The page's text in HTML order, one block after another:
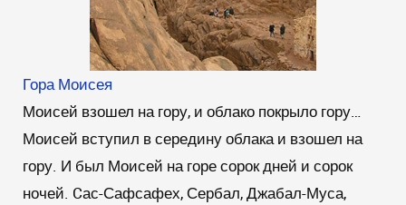
Гора Моисея
Моисей взошел на гору, и облако покрыло гору…
Моисей вступил в середину облака и взошел на
гору. И был Моисей на горе сорок дней и сорок
ночей. Cас-Сафсафех, Сербал, Джабал-Муса,